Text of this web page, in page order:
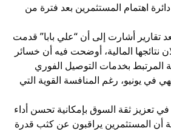
اهتمام المستثمرين بعد فترة من
تقارير أشارت إلى أن “علي بابا” قدمت
نتائجها المالية، أوضحت فيه أن خسائر
المرتبط بخدمات التوصيل الفوري
في يونيو، رغم المنافسة القوية التي
تعزيز ثقة السوق بإمكانية تحسن أداء
أن المستثمرين يراقبون عن كثب قدرة